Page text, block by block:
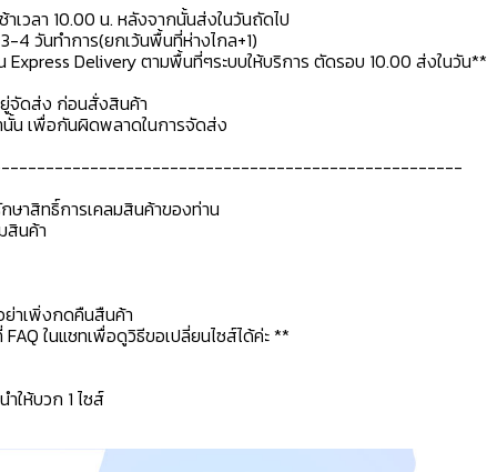
วลา 10.00 น. หลังจากนั้นส่งในวันถัดไป
วันทำการ(ยกเว้นพื้นที่ห่างไกล+1)
Delivery ตามพื้นที่ๆระบบให้บริการ ตัดรอบ 10.00 ส่งในวัน**
จัดส่ง ก่อนสั่งสินค้า
นั้น เพื่อกันผิดพลาดในการจัดส่ง
าสิทธิ์การเคลมสินค้าของท่าน
สินค้า
ย่าเพิ่งกดคืนสืนค้า
ในแชทเพื่อดูวิธีขอเปลี่ยนไซส์ได้ค่ะ **
ให้บวก 1 ไซส์